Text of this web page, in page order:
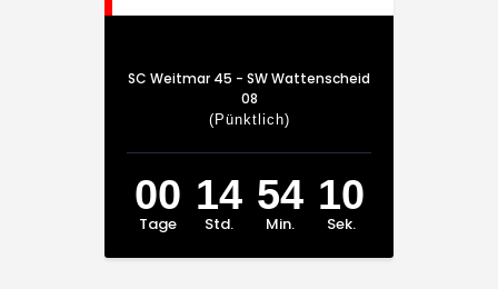
SC Weitmar 45 - SW Wattenscheid
08
(Pünktlich)
00
Tage
14
Std.
54
Min.
10
Sek.